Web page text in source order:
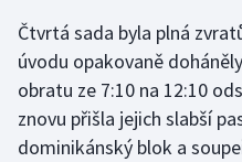
Veslování
Vodní slalom
Volejbal
Čtvrtá sada byla plná
úvodu opakovaně
obratu ze 7:10 na 12:10
znovu přišla jejich slabší
dominikánský blok a